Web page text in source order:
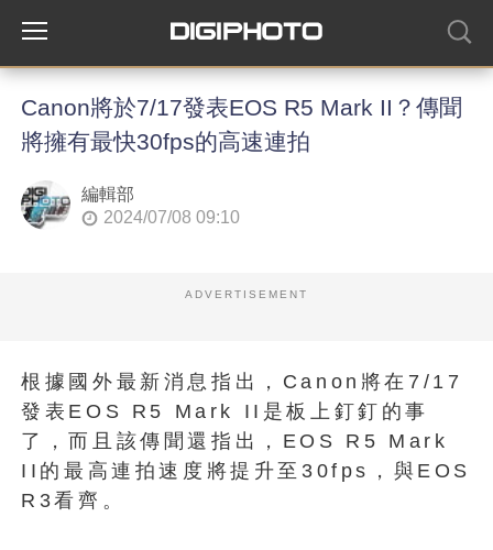
Canon將於7/17發表EOS R5 Mark II？傳聞
將擁有最快30fps的高速連拍
編輯部
2024/07/08 09:10
ADVERTISEMENT
根據國外最新消息指出，Canon將在7/17
發表EOS R5 Mark II是板上釘釘的事
了，而且該傳聞還指出，EOS R5 Mark
II的最高連拍速度將提升至30fps，與EOS
R3看齊。